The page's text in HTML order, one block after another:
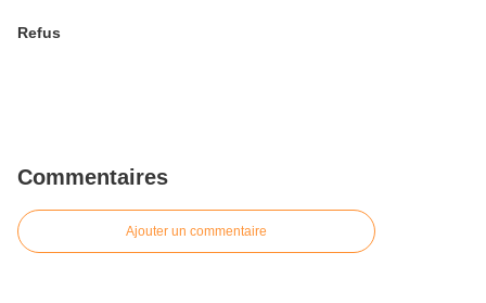
Refus
Commentaires
Ajouter un commentaire